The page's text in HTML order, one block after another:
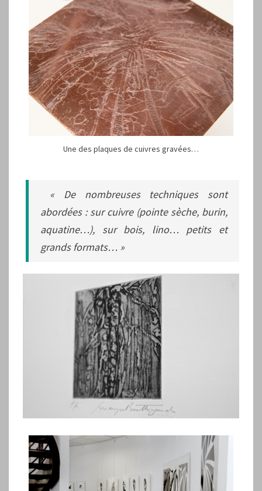
Une des plaques de cuivres gravées…
« De nombreuses techniques sont
abordées : sur cuivre (pointe sèche, burin,
aquatine…), sur bois, lino… petits et
grands formats… »